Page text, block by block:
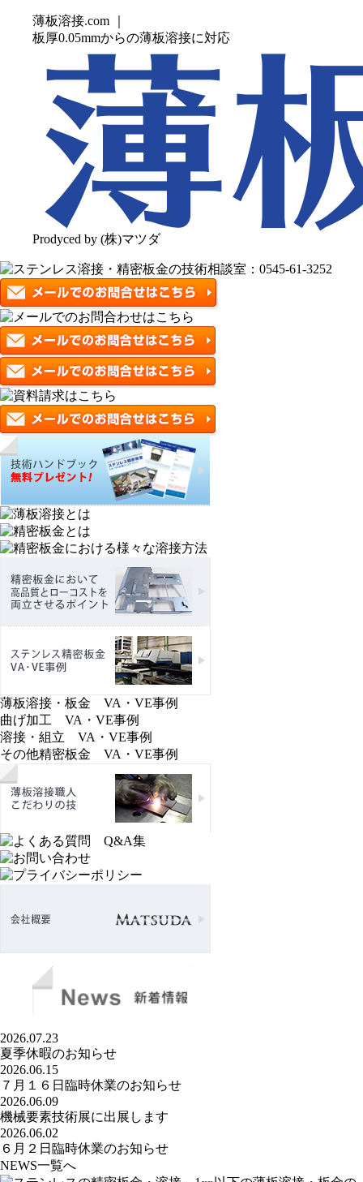
薄板溶接.com ｜
板厚0.05mmからの薄板溶接に対応
Prodyced by (株)マツダ
薄板溶接・板金 VA・VE事例
曲げ加工 VA・VE事例
溶接・組立 VA・VE事例
その他精密板金 VA・VE事例
2026.07.23
夏季休暇のお知らせ
2026.06.15
７月１６日臨時休業のお知らせ
2026.06.09
機械要素技術展に出展します
2026.06.02
６月２日臨時休業のお知らせ
NEWS一覧へ